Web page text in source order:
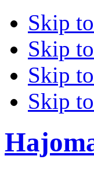
Skip
Skip
Skip
Skip